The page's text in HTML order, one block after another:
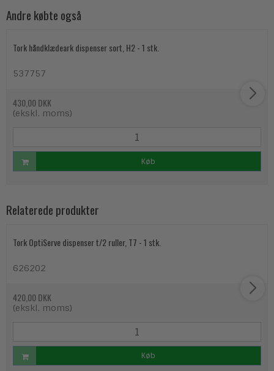
Andre købte også
Tork håndklædeark dispenser sort, H2 - 1 stk.
537757
430,00 DKK
(ekskl. moms)
Køb
Relaterede produkter
Tork OptiServe dispenser t/2 ruller, T7 - 1 stk.
626202
420,00 DKK
(ekskl. moms)
Køb